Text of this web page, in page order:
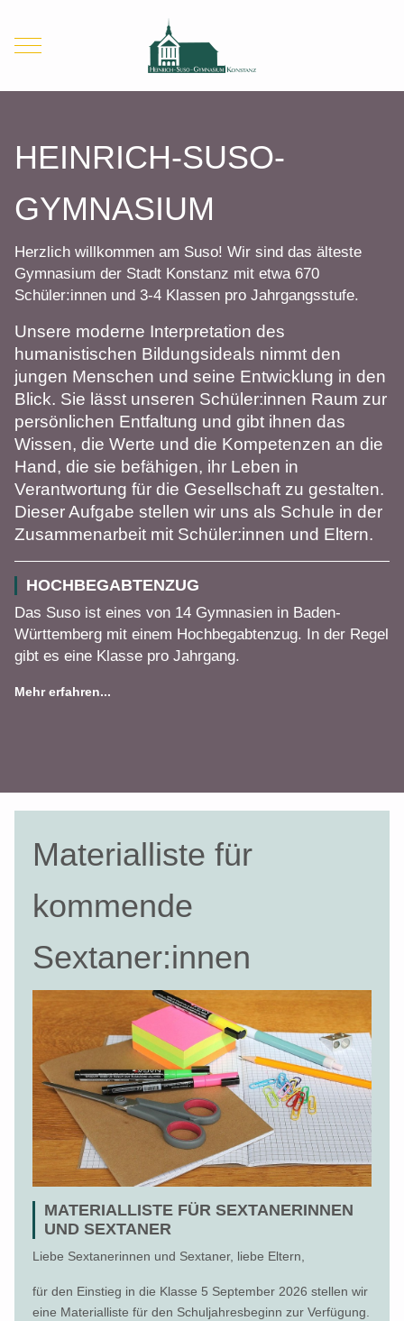
Mobile Menu Toggle
HEINRICH-SUSO-
GYMNASIUM
Herzlich willkommen am Suso! Wir sind das älteste
Gymnasium der Stadt Konstanz mit etwa 670
Schüler:innen und 3-4 Klassen pro Jahrgangsstufe.
Unsere moderne Interpretation des
humanistischen Bildungsideals nimmt den
jungen Menschen und seine Entwicklung in den
Blick. Sie lässt unseren Schüler:innen Raum zur
persönlichen Entfaltung und gibt ihnen das
Wissen, die Werte und die Kompetenzen an die
Hand, die sie befähigen, ihr Leben in
Verantwortung für die Gesellschaft zu gestalten.
Dieser Aufgabe stellen wir uns als Schule in der
Zusammenarbeit mit Schüler:innen und Eltern.
HOCHBEGABTENZUG
Das Suso ist eines von 14 Gymnasien in Baden-
Württemberg mit einem Hochbegabtenzug. In der Regel
gibt es eine Klasse pro Jahrgang.
Mehr erfahren...
Materialliste für
kommende
Sextaner:innen
MATERIALLISTE FÜR SEXTANERINNEN
UND SEXTANER
Liebe Sextanerinnen und Sextaner, liebe Eltern,
für den Einstieg in die Klasse 5 September 2026 stellen wir
eine Materialliste für den Schuljahresbeginn zur Verfügung.